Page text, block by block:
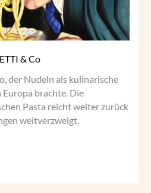
& Co
der Nudeln als kulinarische
brachte. Die
Pasta reicht weiter zurück
weitverzweigt.